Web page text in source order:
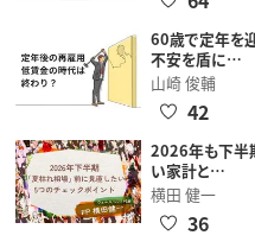
60歳で定年を
不安を盾に…
山崎 俊輔
42
2026年も下半
い家計と…
横田 健一
36